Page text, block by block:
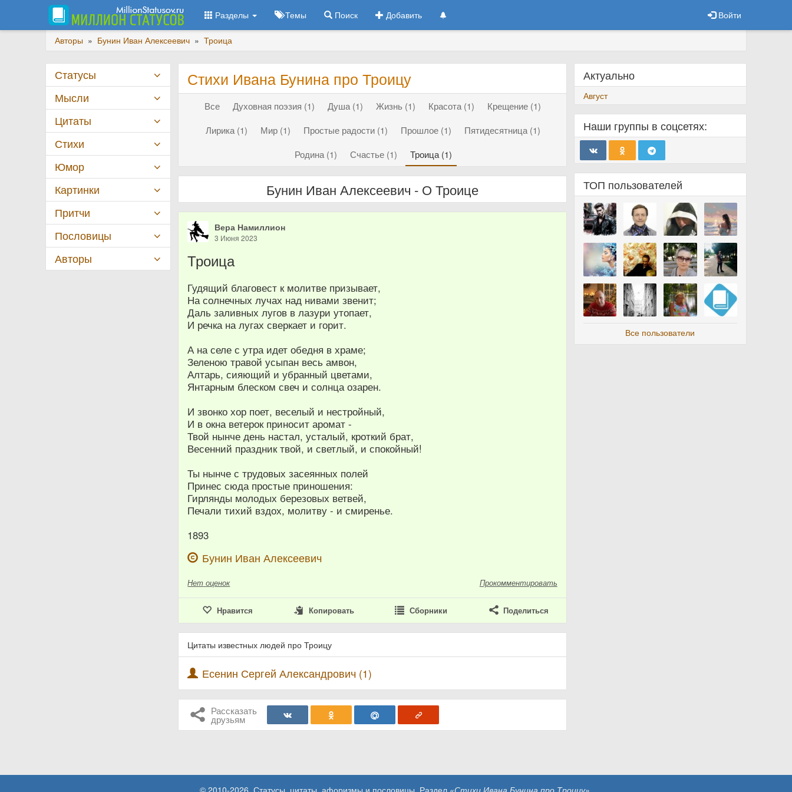
Разделы Темы Поиск Добавить Войти
Авторы » Бунин Иван Алексеевич » Троица
Стихи Ивана Бунина про Троицу
Все Духовная поэзия (1) Душа (1) Жизнь (1) Красота (1)
Крещение (1)
Лирика (1)
Мир (1) Простые радости (1) Прошлое (1)
Пятидесятница (1)
Родина (1)
Счастье (1) Троица (1)
Бунин Иван Алексеевич - О Троице
Вера Намиллион
3 Июня 2023
Троица
Гудящий благовест к молитве призывает,
На солнечных лучах над нивами звенит;
Даль заливных лугов в лазури утопает,
И речка на лугах сверкает и горит.
А на селе с утра идет обедня в храме;
Зеленою травой усыпан весь амвон,
Алтарь, сияющий и убранный цветами,
Янтарным блеском свеч и солнца озарен.
И звонко хор поет, веселый и нестройный,
И в окна ветерок приносит аромат -
Твой нынче день настал, усталый, кроткий брат,
Весенний праздник твой, и светлый, и спокойный!
Ты нынче с трудовых засеянных полей
Принес сюда простые приношения:
Гирлянды молодых березовых ветвей,
Печали тихий вздох, молитву - и смиренье.
1893
Бунин Иван Алексеевич
Нет оценок Прокомментировать
Нравится Копировать Сборники Поделиться
Цитаты известных людей про Троицу
Есенин Сергей Александрович (1)
Рассказать
друзьям
Актуально
Август
Наши группы в соцсетях:
ТОП пользователей
Все пользователи
Статусы
Мысли
Цитаты
Стихи
Юмор
Картинки
Притчи
Пословицы
Авторы
© 2010-2026. Статусы, цитаты, афоризмы и пословицы. Раздел «Стихи Ивана Бунина про Троицу»